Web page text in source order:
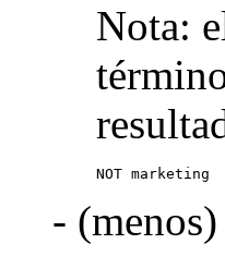
Nota:
NOT marketing
- (menos)